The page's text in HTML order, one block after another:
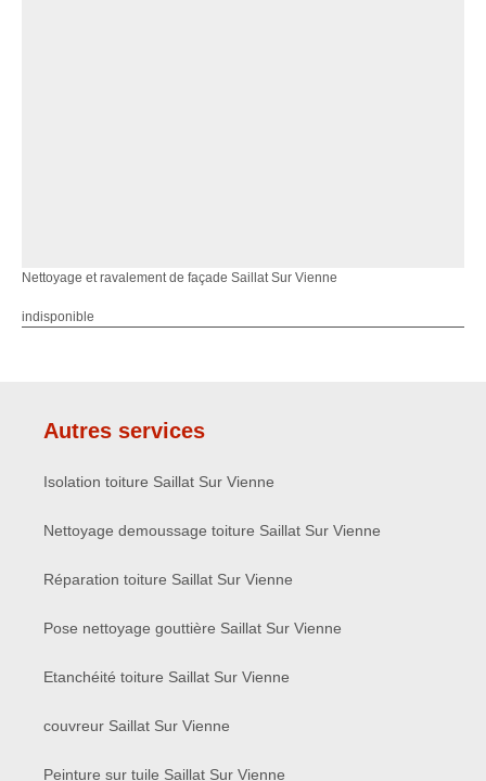
Nettoyage et ravalement de façade Saillat Sur Vienne
indisponible
Autres services
Isolation toiture Saillat Sur Vienne
Nettoyage demoussage toiture Saillat Sur Vienne
Réparation toiture Saillat Sur Vienne
Pose nettoyage gouttière Saillat Sur Vienne
Etanchéité toiture Saillat Sur Vienne
couvreur Saillat Sur Vienne
Peinture sur tuile Saillat Sur Vienne